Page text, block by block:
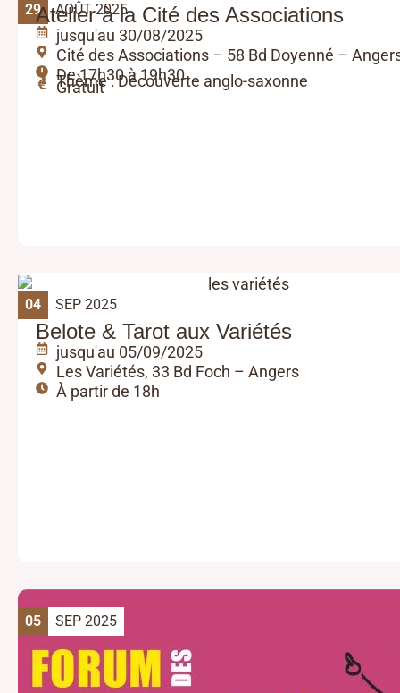
29 AOÛT 2025
Atelier à la Cité des Associations
jusqu'au 30/08/2025
Cité des Associations – 58 Bd Doyenné –
De 17h30 à 19h30
Thème : Découverte anglo-saxonne
Gratuit
04 SEP 2025
Belote & Tarot aux Variétés
jusqu'au 05/09/2025
Les Variétés, 33 Bd Foch – Angers
À partir de 18h
05 SEP 2025